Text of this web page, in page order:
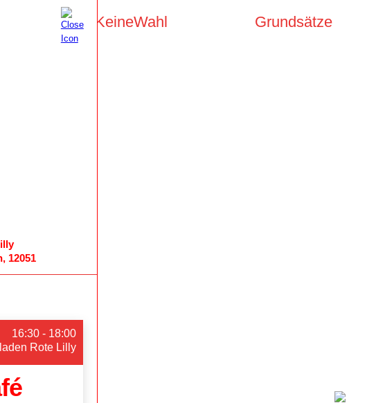
KeineWahl Grundsätze
12051
16:30 - 18:00
Rote Lilly